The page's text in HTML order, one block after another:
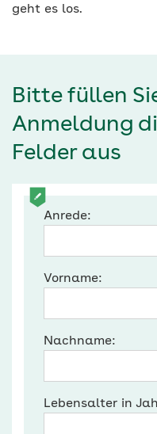
geht es los.
Bitte füllen
Anmeldung
Felder aus
Anrede:
Vorname:
Nachname:
Lebensalter in